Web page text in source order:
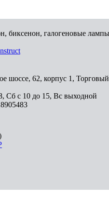
биксенон, галогеновые
шоссе, 62, корпус 1,
Сб с 10 до 15, Вс выходной